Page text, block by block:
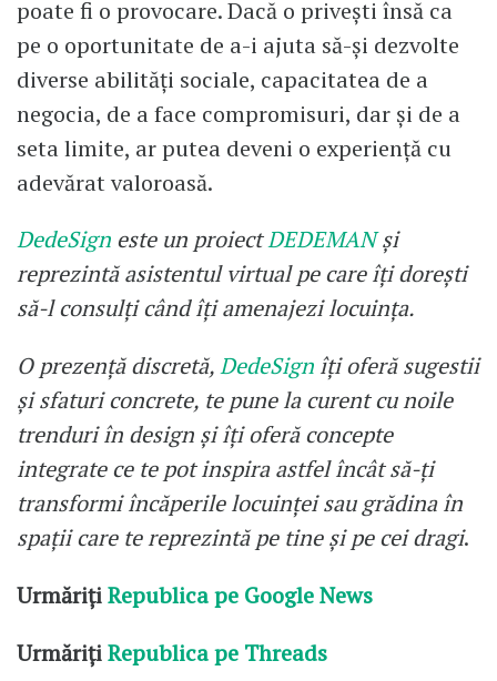
poate fi o provocare. Dacă o privești însă ca
pe o oportunitate de a-i ajuta să-și dezvolte
diverse abilități sociale, capacitatea de a
negocia, de a face compromisuri, dar și de a
seta limite, ar putea deveni o experiență cu
adevărat valoroasă.
DedeSign este un proiectDEDEMANși
reprezintă asistentul virtual pe care îți dorești
să-l consulți când îți amenajezi locuința.
O prezență discretă,DedeSign îți oferă sugestii
și sfaturi concrete, te pune la curent cu noile
trenduri în design și îți oferă concepte
integrate ce te pot inspira astfel încât să-ți
transformi încăperile locuinței sau grădina în
spații care te reprezintă pe tine și pe cei dragi.
UrmărițiRepublica pe Google News
UrmărițiRepublica pe Threads